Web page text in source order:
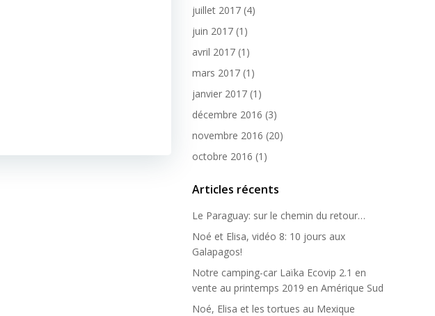
juillet 2017 (4)
juin 2017 (1)
avril 2017 (1)
mars 2017 (1)
janvier 2017 (1)
décembre 2016 (3)
novembre 2016 (20)
octobre 2016 (1)
Articles récents
Le Paraguay: sur le chemin du retour…
Noé et Elisa, vidéo 8: 10 jours aux
Galapagos!
Notre camping-car Laïka Ecovip 2.1 en
vente au printemps 2019 en Amérique Sud
Noé, Elisa et les tortues au Mexique